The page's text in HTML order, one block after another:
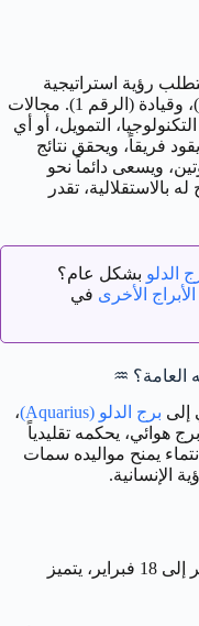
التي تتطلب رؤية استراتيجية
(الدلو)، قدرة على الإدارة والإنجاز (الرقم 8)، وقيادة (الرقم 1). مجالات
التمويل، أو أي
فريقاً، ويحقق نتائج
ويسعى دائماً نحو
بالاستقلالية، تقدر
الدلو بشكل عام؟
الأخرى في
♒️
إلى برج الدلو (Aquarius)
،
هوائي، يحكمه تقليدياً
يمنح مواليده سمات
الإنسانية.
برج الدلو، الذي يمتد تأثيره عادة من 20 يناير إلى 18 فبراير، يتميز